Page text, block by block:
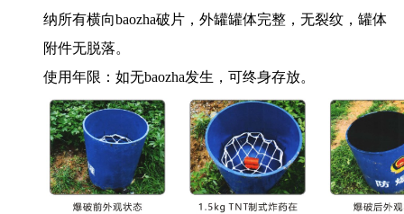
纳所有横向baozha破片，外罐罐体完整，无裂纹，罐体
附件无脱落。
使用年限：如无baozha发生，可终身存放。